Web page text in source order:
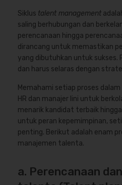
Siklus talent management
saling berhubungan dan
perencanaan hingga
dirancang untuk memastikan
yang dibutuhkan untuk sukses.
dan harus selaras dengan
Memahami setiap proses
HR dan manajer lini untuk
menarik kandidat terbaik
untuk peran kepemimpinan,
penting. Berikut adalah enam
manajemen talenta.
a. Perencanaan